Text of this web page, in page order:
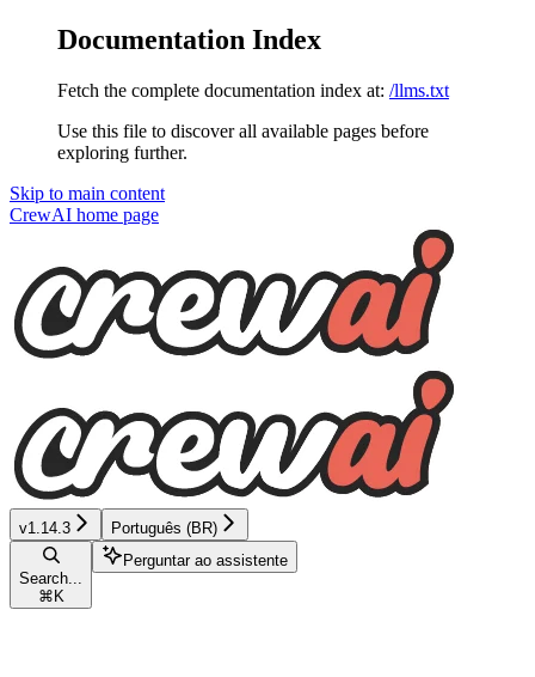
Documentation Index
Fetch the complete documentation index at: /llms.txt
Use this file to discover all available pages before
exploring further.
Skip to main content
CrewAI home page
v1.14.3 Português (BR)
Search...
⌘ K
Perguntar ao assistente